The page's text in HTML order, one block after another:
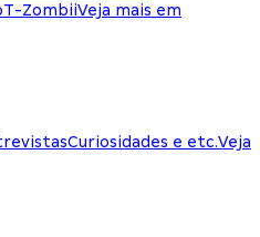
T-ZombiiVeja mais em
Curiosidades e etc.Veja